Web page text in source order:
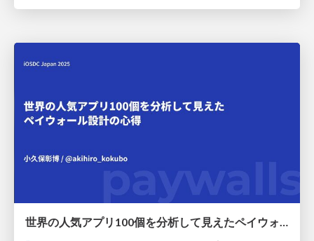
世界の人気アプリ100個を分析して見えたペイウォール設計の心得